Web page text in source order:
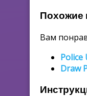
Похожие
Вам
Police
Draw